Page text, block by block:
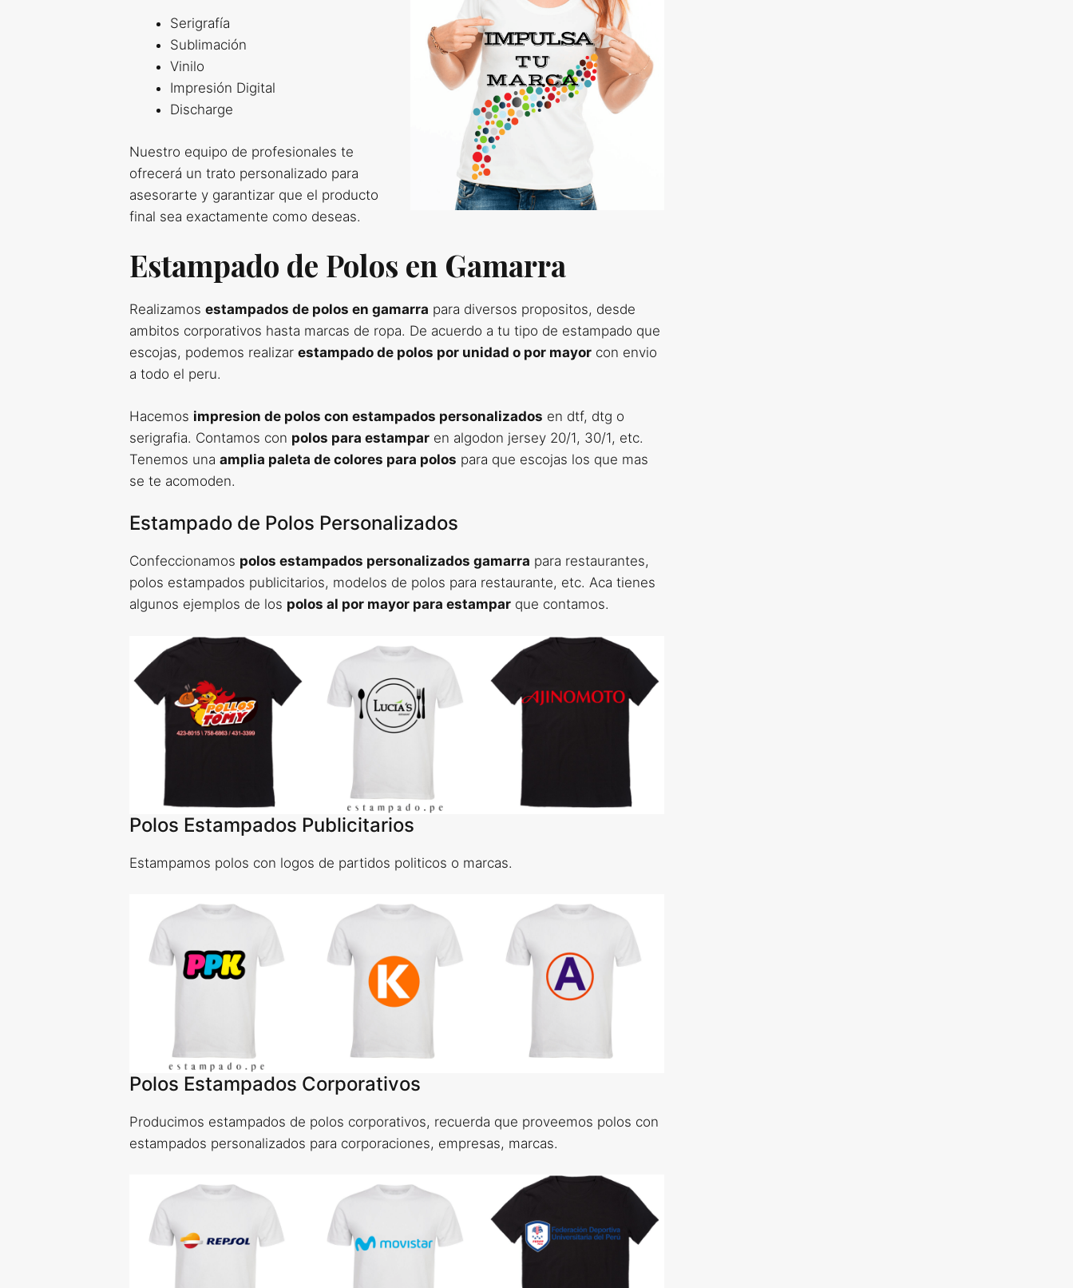
Serigrafía
Sublimación
Vinilo
Impresión Digital
Discharge
Nuestro equipo de profesionales te
ofrecerá un trato personalizado para
asesorarte y garantizar que el producto
final sea exactamente como deseas.
Estampado de Polos en Gamarra
Realizamos estampados de polos en gamarra para diversos propositos, desde
ambitos corporativos hasta marcas de ropa. De acuerdo a tu tipo de estampado que
escojas, podemos realizar estampado de polos por unidad o por mayor con envio
a todo el peru.
Hacemos impresion de polos con estampados personalizados en dtf, dtg o
serigrafia. Contamos con polos para estampar en algodon jersey 20/1, 30/1, etc.
Tenemos una amplia paleta de colores para polos para que escojas los que mas
se te acomoden.
Estampado de Polos Personalizados
Confeccionamos polos estampados personalizados gamarra para restaurantes,
polos estampados publicitarios, modelos de polos para restaurante, etc. Aca tienes
algunos ejemplos de los polos al por mayor para estampar que contamos.
Polos Estampados Publicitarios
Estampamos polos con logos de partidos politicos o marcas.
Polos Estampados Corporativos
Producimos estampados de polos corporativos, recuerda que proveemos polos con
estampados personalizados para corporaciones, empresas, marcas.